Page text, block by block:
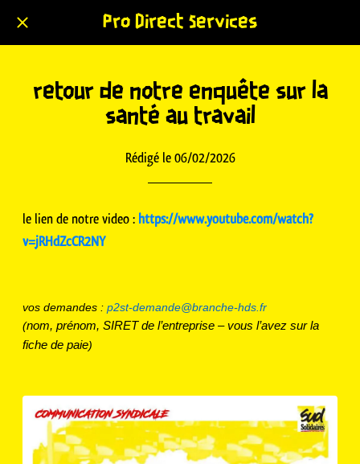
Pro Direct Services
retour de notre enquête sur la
santé au travail
Rédigé le 06/02/2026
le lien de notre video : https://www.youtube.com/watch?
v=jRHdZcCR2NY
vos demandes : p2st-demande@branche-hds.fr
(nom, prénom, SIRET de l’entreprise – vous l’avez sur la
fiche de paie)